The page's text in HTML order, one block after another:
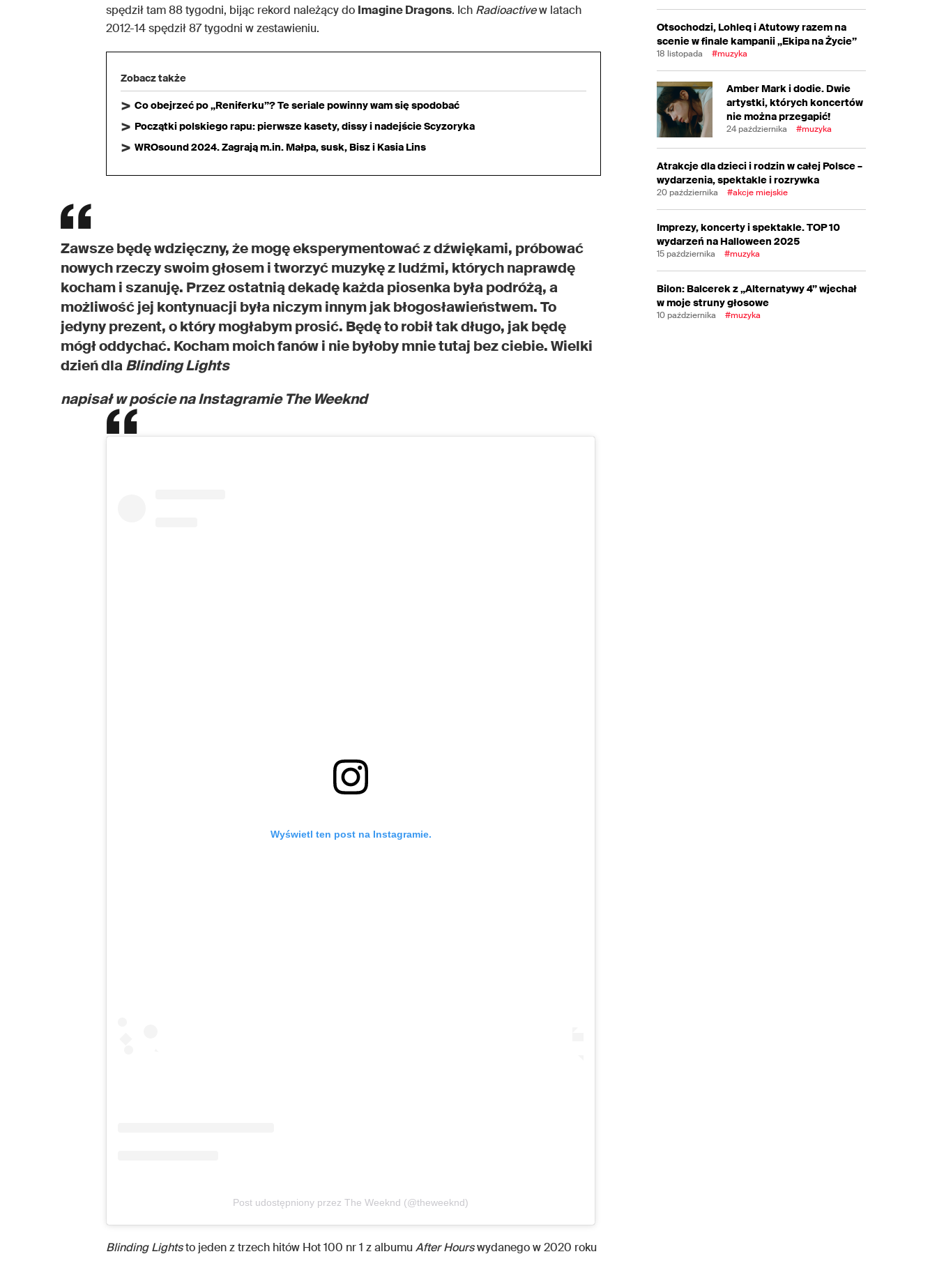
spędził tam 88 tygodni, bijąc rekord należący do Imagine Dragons. Ich Radioactivew latach
2012-14 spędził 87 tygodni w zestawieniu.
Zobacz także
Co obejrzeć po „Reniferku”? Te seriale powinny wam się spodobać
Początki polskiego rapu: pierwsze kasety, dissy i nadejście Scyzoryka
WROsound 2024. Zagrają m.in. Małpa, susk, Bisz i Kasia Lins
Zawsze będę wdzięczny, że mogę eksperymentować z dźwiękami, próbować
nowych rzeczy swoim głosem i tworzyć muzykę z ludźmi, których naprawdę
kocham i szanuję. Przez ostatnią dekadę każda piosenka była podróżą, a
możliwość jej kontynuacji była niczym innym jak błogosławieństwem. To
jedyny prezent, o który mogłabym prosić. Będę to robił tak długo, jak będę
mógł oddychać. Kocham moich fanów i nie byłoby mnie tutaj bez ciebie. Wielki
dzień dlaBlinding Lights
napisał w poście na Instagramie The Weeknd
Wyświetl ten post na Instagramie.
Post udostępniony przez The Weeknd (@theweeknd)
Blinding Lightsto jeden z trzech hitów Hot 100 nr 1 z albumu After Hourswydanego w 2020 roku
Otsochodzi, Lohleq i Atutowy razem na
scenie w finale kampanii „Ekipa na Życie”
18 listopada #muzyka
Amber Mark i dodie. Dwie
artystki, których koncertów
nie można przegapić!
24 października #muzyka
Atrakcje dla dzieci i rodzin w całej Polsce –
wydarzenia, spektakle i rozrywka
20 października #akcje miejskie
Imprezy, koncerty i spektakle. TOP 10
wydarzeń na Halloween 2025
15 października #muzyka
Bilon: Balcerek z „Alternatywy 4” wjechał
w moje struny głosowe
10 października #muzyka